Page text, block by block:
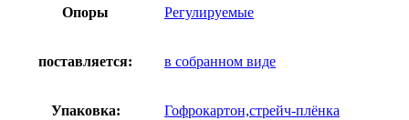
Опоры Регулируемые
поставляется: в собранном виде
Упаковка: Гофрокартон,стрейч-плёнка